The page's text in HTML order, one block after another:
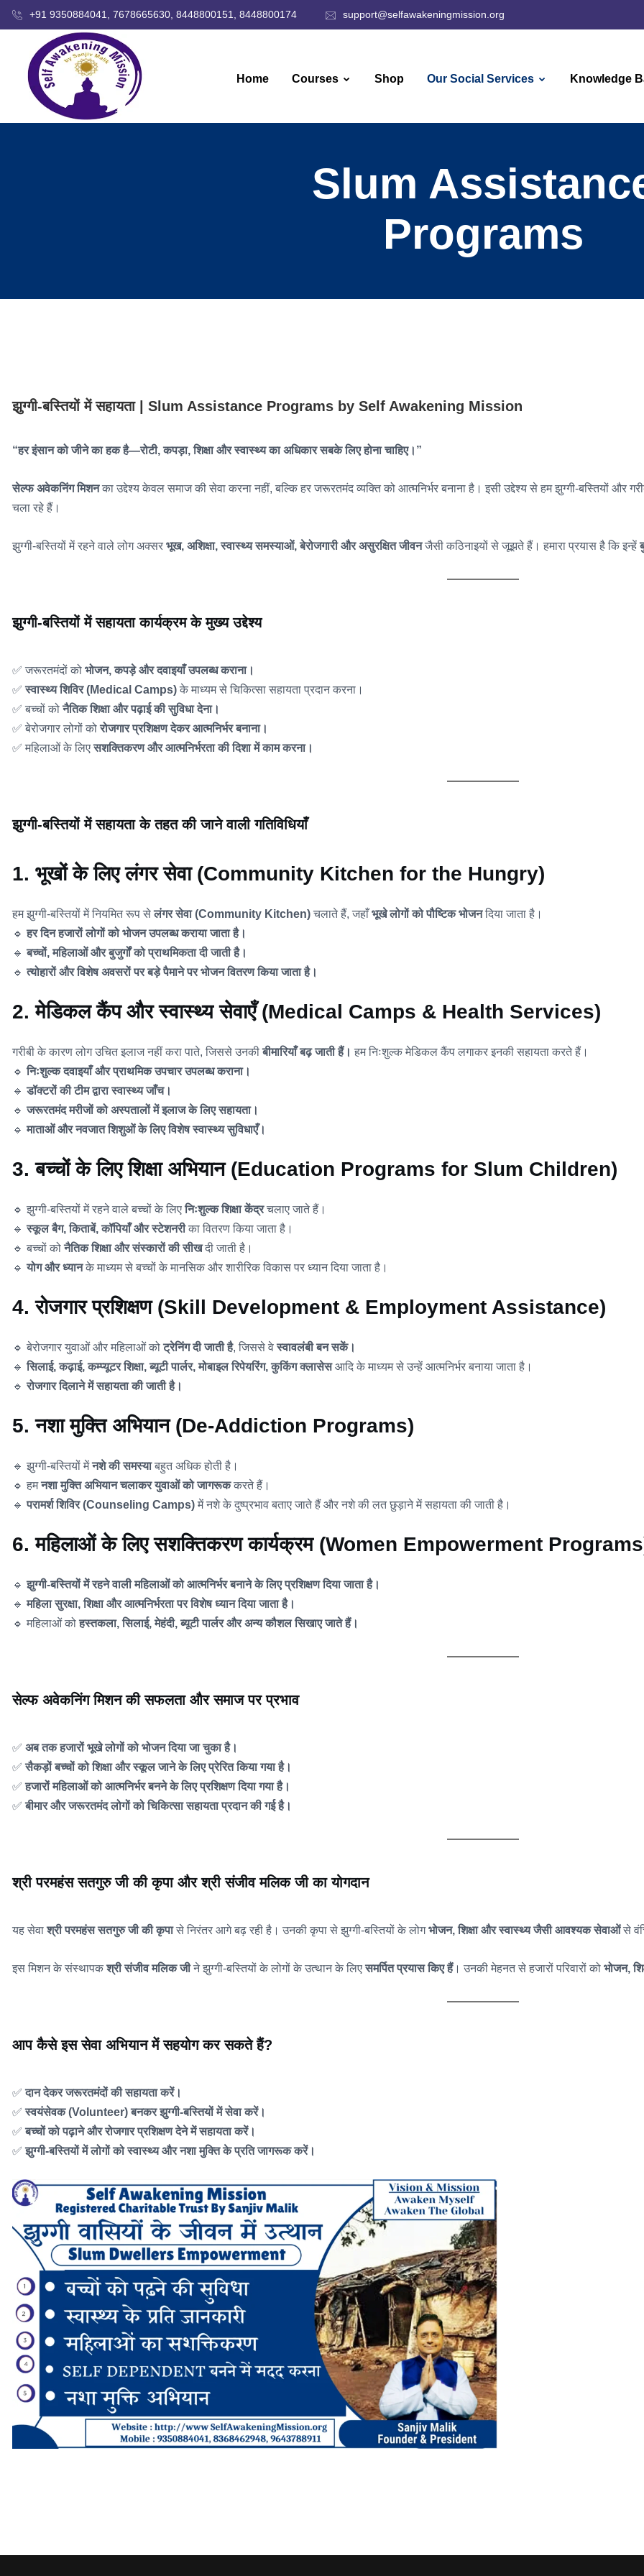
+91 9350884041, 7678665630, 8448800151, 8448800174 support@selfawakeningmission.org
Home Courses Shop Our Social Services Knowledge
Slum
Programs
झुग्गी-बस्तियों में सहायता | Slum Assistance Programs by Self Awakening Mission
“हर इंसान को जीने का हक है—रोटी, कपड़ा, शिक्षा और स्वास्थ्य का अधिकार सबके लिए होना चाहिए।”
सेल्फ अवेकनिंग मिशनका उद्देश्य केवल समाज की सेवा करना नहीं, बल्कि हर जरूरतमंद व्यक्ति को आत्मनिर्भर बनाना है। इसी उद्देश्य से हम झुग्गी-बस्तियों और
चला रहे हैं।
झुग्गी-बस्तियों में रहने वाले लोग अक्सर भूख, अशिक्षा, स्वास्थ्य समस्याओं, बेरोजगारी और असुरक्षित जीवनजैसी कठिनाइयों से जूझते हैं। हमारा प्रयास है कि इन्हें
झुग्गी-बस्तियों में सहायता कार्यक्रम के मुख्य उद्देश्य
✅ जरूरतमंदों को भोजन, कपड़े और दवाइयाँ उपलब्ध कराना।
✅स्वास्थ्य शिविर (Medical Camps) के माध्यम से चिकित्सा सहायता प्रदान करना।
✅ बच्चों कोनैतिक शिक्षा और पढ़ाई की सुविधा देना।
✅ बेरोजगार लोगों कोरोजगार प्रशिक्षण देकर आत्मनिर्भर बनाना।
✅ महिलाओं के लिएसशक्तिकरण और आत्मनिर्भरता की दिशा में काम करना।
झुग्गी-बस्तियों में सहायता के तहत की जाने वाली गतिविधियाँ
1. भूखों के लिए लंगर सेवा (Community Kitchen for the Hungry)
हम झुग्गी-बस्तियों में नियमित रूप सेलंगर सेवा (Community Kitchen) चलाते हैं, जहाँभूखे लोगों को पौष्टिक भोजनदिया जाता है।
🔹हर दिन हजारों लोगों को भोजन उपलब्ध कराया जाता है।
🔹बच्चों, महिलाओं और बुजुर्गों को प्राथमिकता दी जाती है।
🔹त्योहारों और विशेष अवसरों पर बड़े पैमाने पर भोजन वितरण किया जाता है।
2. मेडिकल कैंप और स्वास्थ्य सेवाएँ (Medical Camps & Health Services)
गरीबी के कारण लोग उचित इलाज नहीं करा पाते, जिससे उनकीबीमारियाँ बढ़ जाती हैं। हम निःशुल्क मेडिकल कैंप लगाकर इनकी सहायता करते हैं।
🔹निःशुल्क दवाइयाँ और प्राथमिक उपचार उपलब्ध कराना।
🔹डॉक्टरों की टीम द्वारा स्वास्थ्य जाँच।
🔹जरूरतमंद मरीजों को अस्पतालों में इलाज के लिए सहायता।
🔹माताओं और नवजात शिशुओं के लिए विशेष स्वास्थ्य सुविधाएँ।
3. बच्चों के लिए शिक्षा अभियान (Education Programs for Slum Children)
🔹 झुग्गी-बस्तियों में रहने वाले बच्चों के लिएनिःशुल्क शिक्षा केंद्रचलाए जाते हैं।
🔹स्कूल बैग, किताबें, कॉपियाँ और स्टेशनरीका वितरण किया जाता है।
🔹 बच्चों कोनैतिक शिक्षा और संस्कारों की सीखदी जाती है।
🔹योग और ध्यानके माध्यम से बच्चों के मानसिक और शारीरिक विकास पर ध्यान दिया जाता है।
4. रोजगार प्रशिक्षण (Skill Development & Employment Assistance)
🔹 बेरोजगार युवाओं और महिलाओं कोट्रेनिंग दी जाती है, जिससे वेस्वावलंबी बन सकें।
🔹सिलाई, कढ़ाई, कम्प्यूटर शिक्षा, ब्यूटी पार्लर, मोबाइल रिपेयरिंग, कुकिंग क्लासेसआदि के माध्यम से उन्हें आत्मनिर्भर बनाया जाता है।
🔹रोजगार दिलाने में सहायता की जाती है।
5. नशा मुक्ति अभियान (De-Addiction Programs)
🔹 झुग्गी-बस्तियों मेंनशे की समस्याबहुत अधिक होती है।
🔹 हमनशा मुक्ति अभियान चलाकर युवाओं को जागरूककरते हैं।
🔹परामर्श शिविर (Counseling Camps) में नशे के दुष्प्रभाव बताए जाते हैं और नशे की लत छुड़ाने में सहायता की जाती है।
6. महिलाओं के लिए सशक्तिकरण कार्यक्रम (Women Empowerment
🔹झुग्गी-बस्तियों में रहने वाली महिलाओं को आत्मनिर्भर बनाने के लिए प्रशिक्षण दिया जाता है।
🔹महिला सुरक्षा, शिक्षा और आत्मनिर्भरता पर विशेष ध्यान दिया जाता है।
🔹 महिलाओं कोहस्तकला, सिलाई, मेहंदी, ब्यूटी पार्लर और अन्य कौशल सिखाए जाते हैं।
सेल्फ अवेकनिंग मिशन की सफलता और समाज पर प्रभाव
✅ अब तक हजारों भूखे लोगों को भोजन दिया जा चुका है।
✅सैकड़ों बच्चों को शिक्षा और स्कूल जाने के लिए प्रेरित किया गया है।
✅हजारों महिलाओं को आत्मनिर्भर बनने के लिए प्रशिक्षण दिया गया है।
✅बीमार और जरूरतमंद लोगों को चिकित्सा सहायता प्रदान की गई है।
श्री परमहंस सतगुरु जी की कृपा और श्री संजीव मलिक जी का योगदान
यह सेवाश्री परमहंस सतगुरु जी की कृपासे निरंतर आगे बढ़ रही है। उनकी कृपा से झुग्गी-बस्तियों के लोगभोजन, शिक्षा और स्वास्थ्य जैसी आवश्यक सेवाओंसे
इस मिशन के संस्थापकश्री संजीव मलिक जीने झुग्गी-बस्तियों के लोगों के उत्थान के लिएसमर्पित प्रयास किए हैं। उनकी मेहनत से हजारों परिवारों को भोजन,
आप कैसे इस सेवा अभियान में सहयोग कर सकते हैं?
✅दान देकर जरूरतमंदों की सहायता करें।
✅स्वयंसेवक (Volunteer) बनकर झुग्गी-बस्तियों में सेवा करें।
✅बच्चों को पढ़ाने और रोजगार प्रशिक्षण देने में सहायता करें।
✅झुग्गी-बस्तियों में लोगों को स्वास्थ्य और नशा मुक्ति के प्रति जागरूक करें।